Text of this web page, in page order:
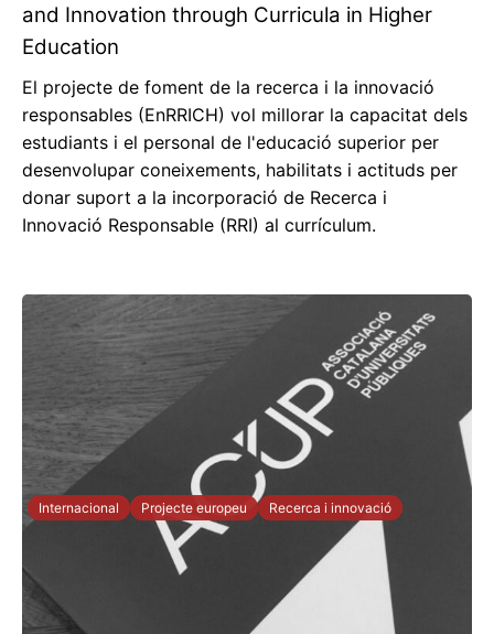
and Innovation through Curricula in Higher
Education
El projecte de foment de la recerca i la innovació
responsables (EnRRICH) vol millorar la capacitat dels
estudiants i el personal de l'educació superior per
desenvolupar coneixements, habilitats i actituds per
donar suport a la incorporació de Recerca i
Innovació Responsable (RRI) al currículum.
Internacional Projecte europeu Recerca i innovació